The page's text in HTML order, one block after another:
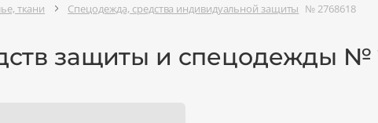
ткани Спецодежда, средства индивидуальной защиты № 2768618
защиты и спецодежды №